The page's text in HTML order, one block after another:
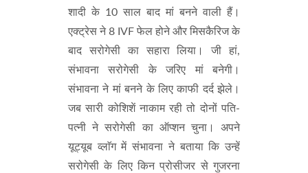
शादी के 10 साल बाद मां बनने वाली हैं।
एक्ट्रेस ने 8 IVF फेल होने और मिसकैरिज के
बाद सरोगेसी का सहारा लिया। जी हां,
संभावना सरोगेसी के जरिए मां बनेगी।
संभावना ने मां बनने के लिए काफी दर्द झेले।
जब सारी कोशिशें नाकाम रही तो दोनों पति-
पत्नी ने सरोगेसी का ऑप्शन चुना। अपने
यूट्यूब व्लाॅग में संभावना ने बताया कि उन्हें
सरोगेसी के लिए किन प्रोसीजर से गुजरना